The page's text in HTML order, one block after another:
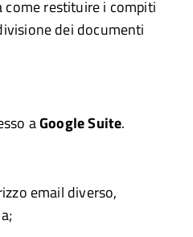
come restituire i compiti
dei documenti
aGoogle Suite.
email diverso,